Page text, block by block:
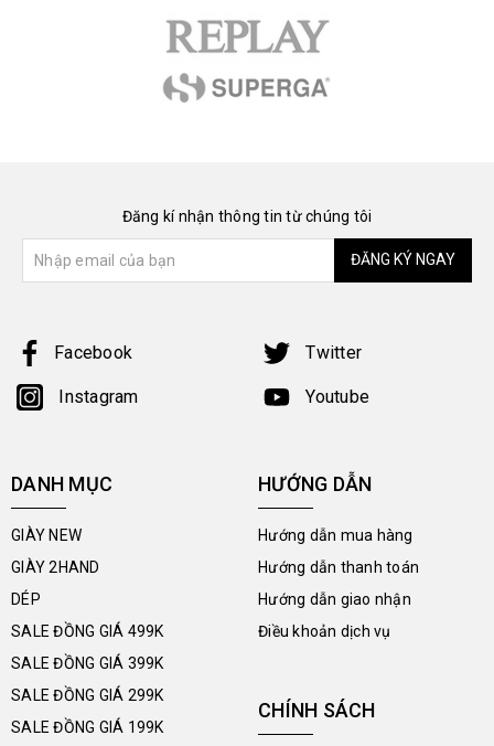
Đăng kí nhận thông tin từ chúng tôi
ĐĂNG KÝ NGAY
Facebook Twitter
Instagram Youtube
DANH MỤC
GIÀY NEW
GIÀY 2HAND
DÉP
SALE ĐỒNG GIÁ 499K
SALE ĐỒNG GIÁ 399K
SALE ĐỒNG GIÁ 299K
SALE ĐỒNG GIÁ 199K
HƯỚNG DẪN
Hướng dẫn mua hàng
Hướng dẫn thanh toán
Hướng dẫn giao nhận
Điều khoản dịch vụ
CHÍNH SÁCH